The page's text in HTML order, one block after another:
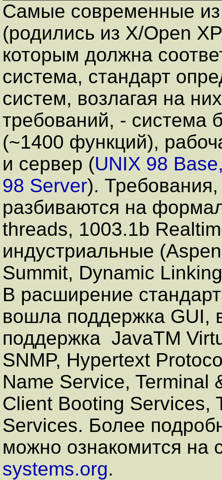
Самые современные
(родились из X/Open
которым должна
система, стандарт
систем, возлагая на
требований, - система
(~1400 функций),
и сервер (UNIX 98
98 Server).
разбиваются на
threads, 1003.1b
индустриальные
Summit, Dynamic
В расширение
вошла поддержка GUI,
поддержка JavaTM
SNMP, Hypertext
Name Service, Terminal
Client Booting Services,
Services. Более
можно ознакомится на
systems.org.